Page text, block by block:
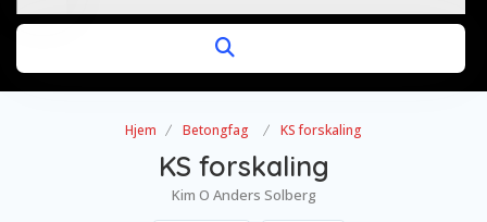
Hjem Betongfag KS forskaling
KS forskaling
Kim O Anders Solberg